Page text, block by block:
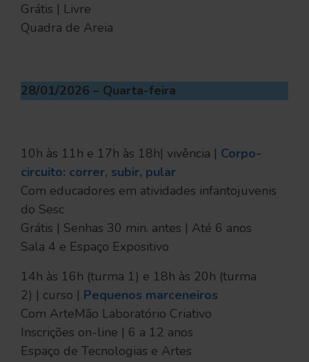
Grátis | Livre
Quadra de Areia
28/01/2026 – Quarta-feira
10h às 11h e 17h às 18h| vivência | Corpo-
circuito: correr, subir, pular
Com educadores em atividades infantojuvenis
do Sesc
Grátis | Senhas 30 min. antes | Até 6 anos
Sala 4 e Espaço Expositivo
14h às 16h (turma 1) e 18h às 20h (turma
2) | curso | Pequenos marceneiros
Com ArteMão Laboratório Criativo
Inscrições on-line | 6 a 12 anos
Espaço de Tecnologias e Artes